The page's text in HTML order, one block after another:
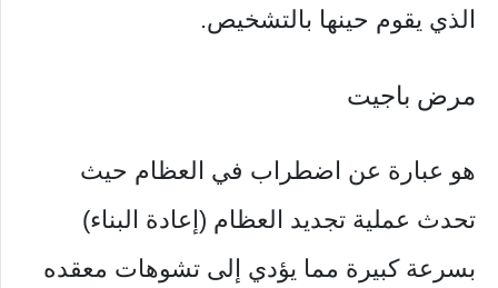
الذي يقوم حينها بالتشخيص.
مرض باجيت
هو عبارة عن اضطراب في العظام حيث
تحدث عملية تجديد العظام (إعادة البناء)
بسرعة كبيرة مما يؤدي إلى تشوهات معقده